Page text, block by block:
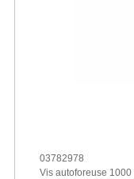
03782978
Vis autoforeuse